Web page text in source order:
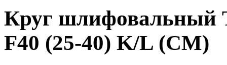
Круг шлифовальный
F40 (25-40) K/L (СМ)